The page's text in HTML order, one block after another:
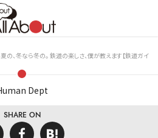
の、冬なら冬の。 鉄道の楽しさ、僕が教えます【鉄道ガイ
Dept
SHARE ON